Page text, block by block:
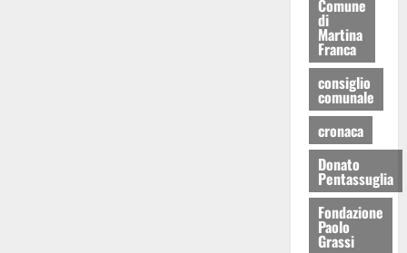
Comune
di
Martina
Franca
consiglio
comunale
cronaca
Donato
Pentassuglia
Fondazione
Paolo
Grassi